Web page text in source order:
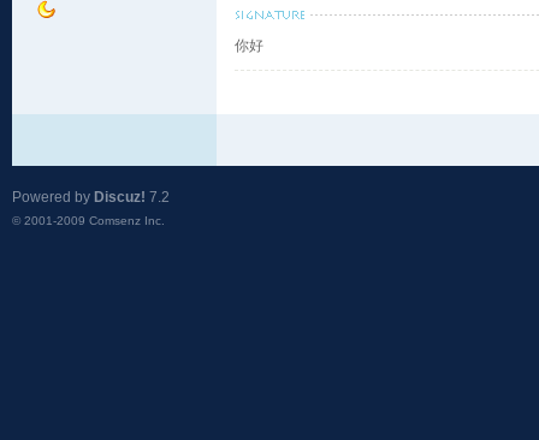
你好
Powered by Discuz! 7.2
© 2001-2009 Comsenz Inc.